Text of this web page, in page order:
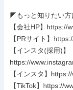
◤もっと知りたい
【会社HP】https://
【PRサイト】
【インスタ(採用)】
https://
【インスタ】
【TikTok】https://